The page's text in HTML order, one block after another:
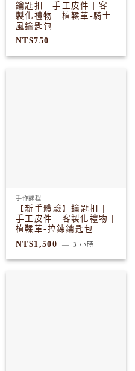
鑰匙扣 | 手工皮件 | 客
製化禮物 | 植鞣革-騎士
風鑰匙包
NT$750
手作課程
【新手體驗】鑰匙扣 |
手工皮件 | 客製化禮物 |
植鞣革-拉鍊鑰匙包
NT$1,500 3 小時